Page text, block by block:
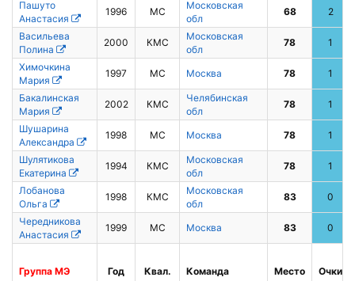
Пашуто
Анастасия
1996 МС
Московская
обл
68 2
Васильева
Полина
2000 КМС
Московская
обл
78 1
Химочкина
Мария
1997 МС Москва 78 1
Бакалинская
Мария
2002 КМС
Челябинская
обл
78 1
Шушарина
Александра
1998 МС Москва 78 1
Шулятикова
Екатерина
1994 КМС
Московская
обл
78 1
Лобанова
Ольга
1998 КМС
Московская
обл
83 0
Чередникова
Анастасия
1999 МС Москва 83 0
Группа МЭ Год Квал. Команда Место Очки